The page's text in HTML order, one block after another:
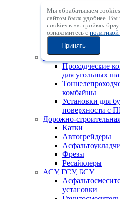
центробежные
дробильные
вертикальным
Мобильные
сортировочные
Горно-шахтная техника
Проходческие
для угольных
комбайны
Установки для
поверхности с
Дорожно-
Катки
Автогрейдеры
Фрезы
Ресайклеры
АСУ, ГСУ, БСУ
установки
Мы обрабатываем cookies
сайтом было удобнее. Вы
сookies в настройках
ознакомитесь с
Принять